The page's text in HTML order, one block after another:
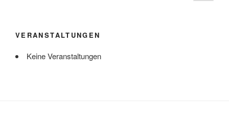
VERANSTALTUNGEN
Keine Veranstaltungen